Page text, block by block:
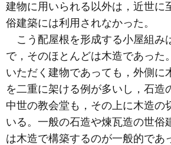
建物に用いられる以外は，近世に
俗建築には利用されなかった。
こう配屋根を形成する小屋組み
で，そのほとんどは木造であった
いただく建物であっても，外側に
を二重に架ける例が多いし，石造
中世の教会堂も，その上に木造の
いる。一般の石造や煉瓦造の世俗
は木造で構築するのが一般的であ